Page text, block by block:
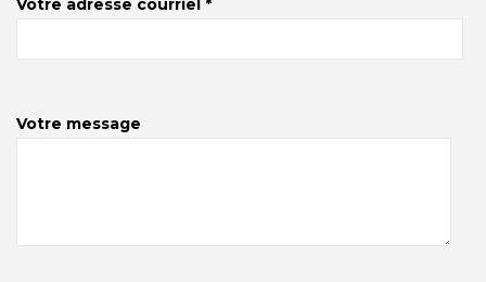
Votre adresse courriel *
Votre message